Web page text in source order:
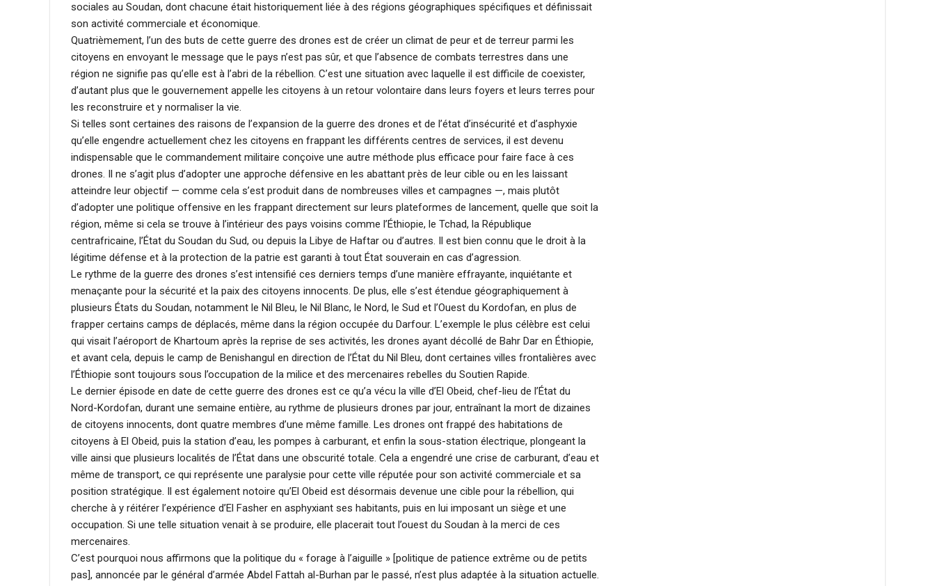
sociales au Soudan, dont chacune était historiquement liée à des régions géographiques spécifiques et définissait
son activité commerciale et économique.
Quatrièmement, l’un des buts de cette guerre des drones est de créer un climat de peur et de terreur parmi les
citoyens en envoyant le message que le pays n’est pas sûr, et que l’absence de combats terrestres dans une
région ne signifie pas qu’elle est à l’abri de la rébellion. C’est une situation avec laquelle il est difficile de coexister,
d’autant plus que le gouvernement appelle les citoyens à un retour volontaire dans leurs foyers et leurs terres pour
les reconstruire et y normaliser la vie.
Si telles sont certaines des raisons de l’expansion de la guerre des drones et de l’état d’insécurité et d’asphyxie
qu’elle engendre actuellement chez les citoyens en frappant les différents centres de services, il est devenu
indispensable que le commandement militaire conçoive une autre méthode plus efficace pour faire face à ces
drones. Il ne s’agit plus d’adopter une approche défensive en les abattant près de leur cible ou en les laissant
atteindre leur objectif — comme cela s’est produit dans de nombreuses villes et campagnes —, mais plutôt
d’adopter une politique offensive en les frappant directement sur leurs plateformes de lancement, quelle que soit la
région, même si cela se trouve à l’intérieur des pays voisins comme l’Éthiopie, le Tchad, la République
centrafricaine, l’État du Soudan du Sud, ou depuis la Libye de Haftar ou d’autres. Il est bien connu que le droit à la
légitime défense et à la protection de la patrie est garanti à tout État souverain en cas d’agression.
Le rythme de la guerre des drones s’est intensifié ces derniers temps d’une manière effrayante, inquiétante et
menaçante pour la sécurité et la paix des citoyens innocents. De plus, elle s’est étendue géographiquement à
plusieurs États du Soudan, notamment le Nil Bleu, le Nil Blanc, le Nord, le Sud et l’Ouest du Kordofan, en plus de
frapper certains camps de déplacés, même dans la région occupée du Darfour. L’exemple le plus célèbre est celui
qui visait l’aéroport de Khartoum après la reprise de ses activités, les drones ayant décollé de Bahr Dar en Éthiopie,
et avant cela, depuis le camp de Benishangul en direction de l’État du Nil Bleu, dont certaines villes frontalières avec
l’Éthiopie sont toujours sous l’occupation de la milice et des mercenaires rebelles du Soutien Rapide.
Le dernier épisode en date de cette guerre des drones est ce qu’a vécu la ville d’El Obeid, chef-lieu de l’État du
Nord-Kordofan, durant une semaine entière, au rythme de plusieurs drones par jour, entraînant la mort de dizaines
de citoyens innocents, dont quatre membres d’une même famille. Les drones ont frappé des habitations de
citoyens à El Obeid, puis la station d’eau, les pompes à carburant, et enfin la sous-station électrique, plongeant la
ville ainsi que plusieurs localités de l’État dans une obscurité totale. Cela a engendré une crise de carburant, d’eau et
même de transport, ce qui représente une paralysie pour cette ville réputée pour son activité commerciale et sa
position stratégique. Il est également notoire qu’El Obeid est désormais devenue une cible pour la rébellion, qui
cherche à y réitérer l’expérience d’El Fasher en asphyxiant ses habitants, puis en lui imposant un siège et une
occupation. Si une telle situation venait à se produire, elle placerait tout l’ouest du Soudan à la merci de ces
mercenaires.
C’est pourquoi nous affirmons que la politique du « forage à l’aiguille » [politique de patience extrême ou de petits
pas], annoncée par le général d’armée Abdel Fattah al-Burhan par le passé, n’est plus adaptée à la situation actuelle.